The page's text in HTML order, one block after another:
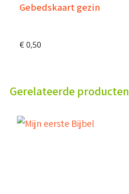
Gebedskaart gezin
€ 0,50
Gerelateerde producten